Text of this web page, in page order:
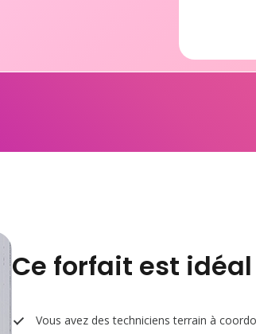
Ce forfait est
Vous avez des techniciens terrain à